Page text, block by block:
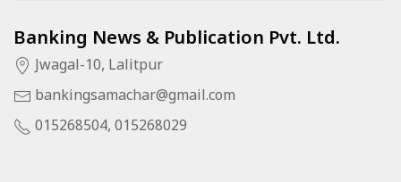
Banking News & Publication Pvt. Ltd.
Jwagal-10, Lalitpur
bankingsamachar@gmail.com
015268504, 015268029